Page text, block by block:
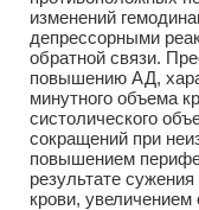
изменений
депрессорными
обратной связи.
повышению АД,
минутного объема
систолического
сокращений при
повышением
результате
крови,